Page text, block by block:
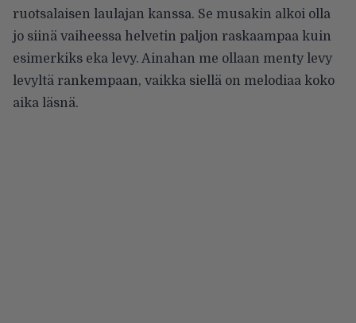
ruotsalaisen laulajan kanssa. Se musakin alkoi olla
jo siinä vaiheessa helvetin paljon raskaampaa kuin
esimerkiks eka levy. Ainahan me ollaan menty levy
levyltä rankempaan, vaikka siellä on melodiaa koko
aika läsnä.